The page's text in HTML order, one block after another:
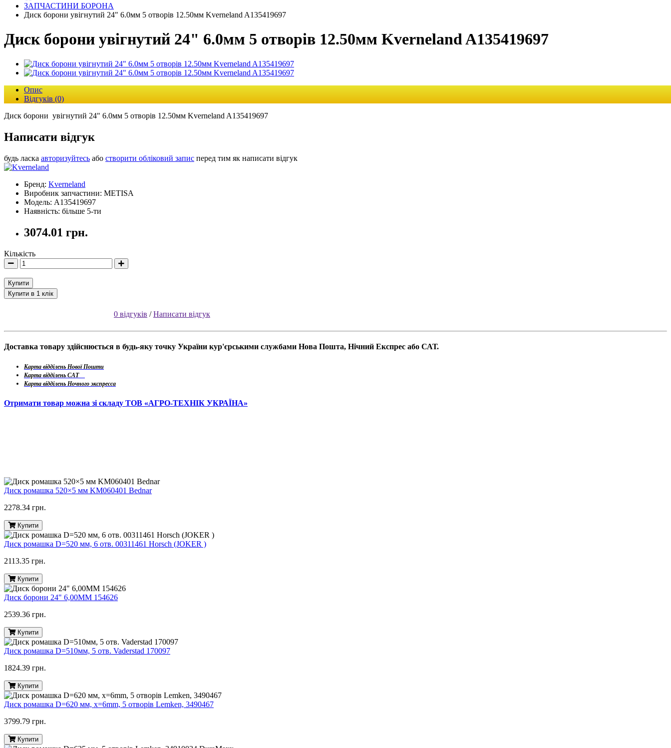
ЗАПЧАСТИНИ БОРОНА
Диск борони увігнутий 24" 6.0мм 5 отворів 12.50мм Kverneland A135419697
Диск борони увігнутий 24" 6.0мм 5 отворів 12.50мм Kverneland A135419697
Опис
Відгуків (0)
Диск борони увігнутий 24" 6.0мм 5 отворів 12.50мм Kverneland A135419697
Написати відгук
будь ласка авторизуйтесь або створити обліковий запис перед тим як написати відгук
Бренд: Kverneland
Виробник запчастини: METISA
Модель: A135419697
Наявність: більше 5-ти
3074.01 грн.
Кількість
Купити
Купити в 1 клік
0 відгуків /Написати відгук
Доставка товару здійснюється в будь-яку точку України кур'єрськими службами Нова Пошта, Нічний Експрес або САТ.
Карта відділень Нової Пошти
Карта відділень САТ
Карта відділень Ночного экспресса
Отримати товар можна зі складу ТОВ «АГРО-ТЕХНІК УКРАЇНА»
Диск ромашка 520×5 мм KM060401 Bednar
2278.34 грн.
Купити
Диск ромашка D=520 мм, 6 отв. 00311461 Horsch (JOKER )
2113.35 грн.
Купити
Диск борони 24" 6,00MM 154626
2539.36 грн.
Купити
Диск ромашка D=510мм, 5 отв. Vaderstad 170097
1824.39 грн.
Купити
Диск ромашка D=620 мм, x=6mm, 5 отворів Lemken, 3490467
3799.79 грн.
Купити